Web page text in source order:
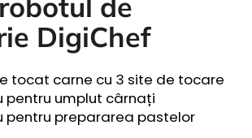
DigiChef
tocat carne cu 3 site de tocare
pentru umplut cârnați
pentru prepararea pastelor